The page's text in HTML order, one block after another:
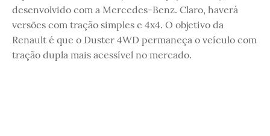
desenvolvido com a Mercedes-Benz. Claro, haverá
versões com tração simples e 4x4. O objetivo da
Renault é que o Duster 4WD permaneça o veículo com
tração dupla mais acessível no mercado.